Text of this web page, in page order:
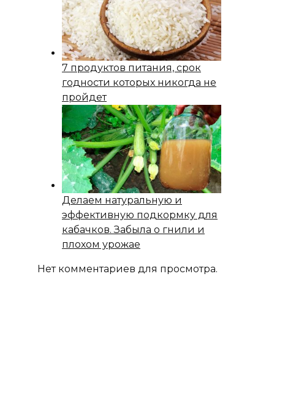
7 продуктов питания, срок
годности которых никогда не
пройдет
Делаем натуральную и
эффективную подкормку для
кабачков. Забыла о гнили и
плохом урожае
Нет комментариев для просмотра.